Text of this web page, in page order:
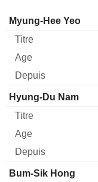
Administrateur Titre
Myung-Hee Yeo
Hyung-Du Nam
Bum-Sik Hong